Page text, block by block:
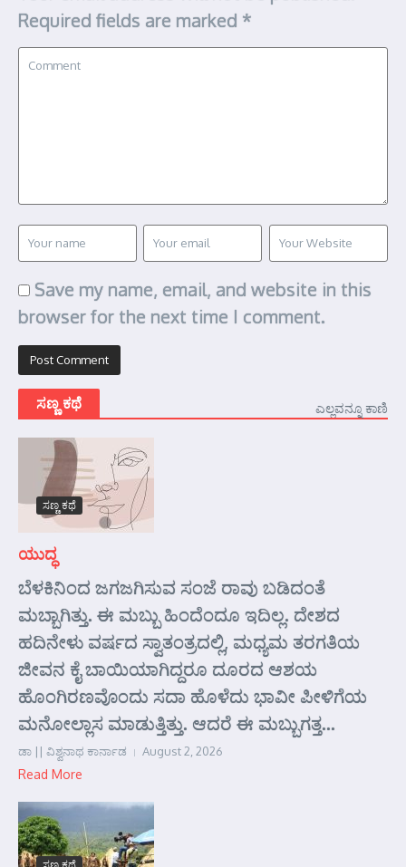
Required fields are marked *
Save my name, email, and website in this
browser for the next time I comment.
ಸಣ್ಣ ಕಥೆ ಎಲ್ಲವನ್ನೂ ಕಾಣಿ
ಸಣ್ಣ ಕಥೆ
ಯುದ್ಧ
ಬೆಳಕಿನಿಂದ ಜಗಜಗಿಸುವ ಸಂಜೆ ರಾವು ಬಡಿದಂತೆ
ಮಬ್ಬಾಗಿತ್ತು. ಈ ಮಬ್ಬು ಹಿಂದೆಂದೂ ಇದಿಲ್ಲ. ದೇಶದ
ಹದಿನೇಳು ವರ್ಷದ ಸ್ವಾತಂತ್ರದಲ್ಲಿ, ಮಧ್ಯಮ ತರಗತಿಯ
ಜೀವನ ಕೈ ಬಾಯಿಯಾಗಿದ್ದರೂ ದೂರದ ಆಶಯ
ಹೊಂಗಿರಣವೊಂದು ಸದಾ ಹೊಳೆದು ಭಾವೀ ಪೀಳಿಗೆಯ
ಮನೋಲ್ಲಾಸ ಮಾಡುತ್ತಿತ್ತು. ಆದರೆ ಈ ಮಬ್ಬುಗತ್ತ...
ಡಾ || ವಿಶ್ವನಾಥ ಕಾರ್ನಾಡ August 2, 2026
Read More